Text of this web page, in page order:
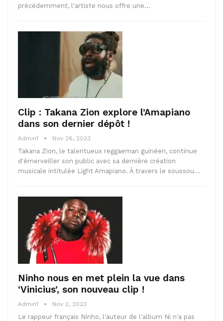
précédemment, l'artiste nous offre une…
Clip : Takana Zion explore l’Amapiano
dans son dernier dépôt !
Admin1 Nov 26, 2023
Takana Zion, le talentueux reggaeman guinéen, continue
d'émerveiller son public avec sa dernière création
musicale intitulée Light Amapiano. À travers le soussou…
Ninho nous en met plein la vue dans
‘Vinicius’, son nouveau clip !
Admin1 Nov 2, 2023
Le rappeur français Ninho, l'auteur de l'album Ni n'a pas